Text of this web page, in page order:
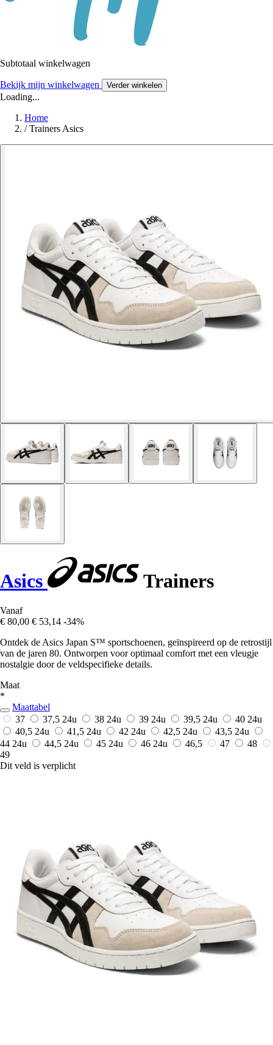
Subtotaal winkelwagen
Bekijk mijn winkelwagen Verder winkelen
Loading...
Home
/ Trainers Asics
Asics Trainers
Vanaf
€ 80,00 € 53,14 -34%
Ontdek de Asics Japan S™ sportschoenen, geïnspireerd op de retrostijl
van de jaren 80. Ontworpen voor optimaal comfort met een vleugje
nostalgie door de veldspecifieke details.
Maat
*
Maattabel
37
37,5 24u 38 24u 39 24u 39,5 24u 40 24u
40,5 24u 41,5 24u 42 24u 42,5 24u 43,5 24u
44 24u 44,5 24u 45 24u 46 24u 46,5 47
48
49
Dit veld is verplicht